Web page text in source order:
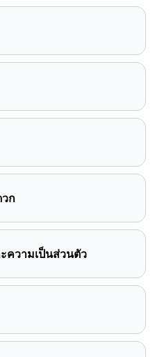
ก
ความเป็นส่วนตัว